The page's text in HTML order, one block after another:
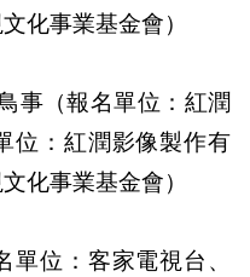
化事業基金會）
事（報名單位：紅潤
位：紅潤影像製作有
化事業基金會）
位：客家電視台、